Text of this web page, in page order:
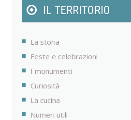
IL TERRITORIO
La storia
Feste e celebrazioni
I monumenti
Curiosità
La cucina
Numeri utili